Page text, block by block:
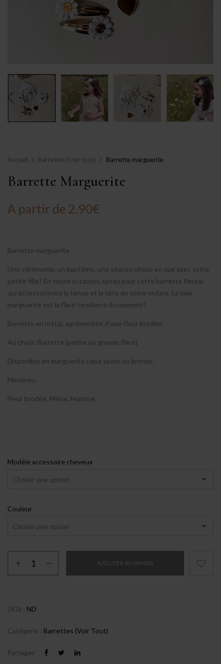
Accueil Barrettes (voir tout) Barrette marguerite
Barrette Marguerite
A partir de 2.90€
Barrette marguerite
Une cérémonie, un baptême, une séance photo en vue avec votre
petite fille? En toute occasion, optez pour cette barrette fleurie
qui accessoirisera la tenue et la tête de votre enfant. La jolie
marguerite est la fleur tendance du moment!
Barrette en métal, agrémentée d’une fleur brodée.
Au choix: Barrette (petite ou grande fleur)
Disponible en marguerite cœur jaune ou bronze.
Matières:
Fleur brodée, Métal, feutrine.
Modèle accessoire cheveux
Couleur
AJOUTER AU PANIER
UGS : ND
Catégorie : Barrettes (voir Tout)
Partager